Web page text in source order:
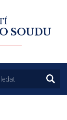
SOUDU